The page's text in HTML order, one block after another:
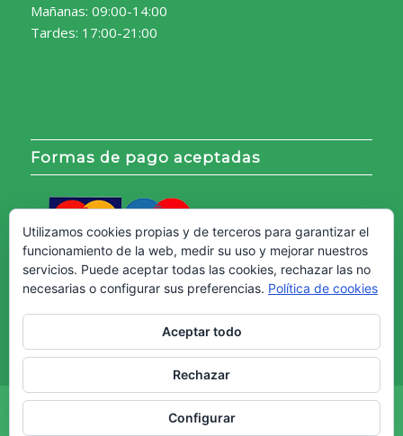
Mañanas: 09:00-14:00
Tardes: 17:00-21:00
Formas de pago aceptadas
Copyright © - Web creada por Diseño Web Granada.
Utilizamos cookies propias y de terceros para garantizar el
funcionamiento de la web, medir su uso y mejorar nuestros
servicios. Puede aceptar todas las cookies, rechazar las no
necesarias o configurar sus preferencias. Política de cookies
Aceptar todo
Rechazar
Configurar